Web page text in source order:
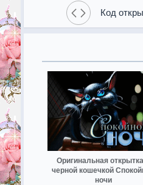
Код
Оригинальная
черной кошечкой
ночи